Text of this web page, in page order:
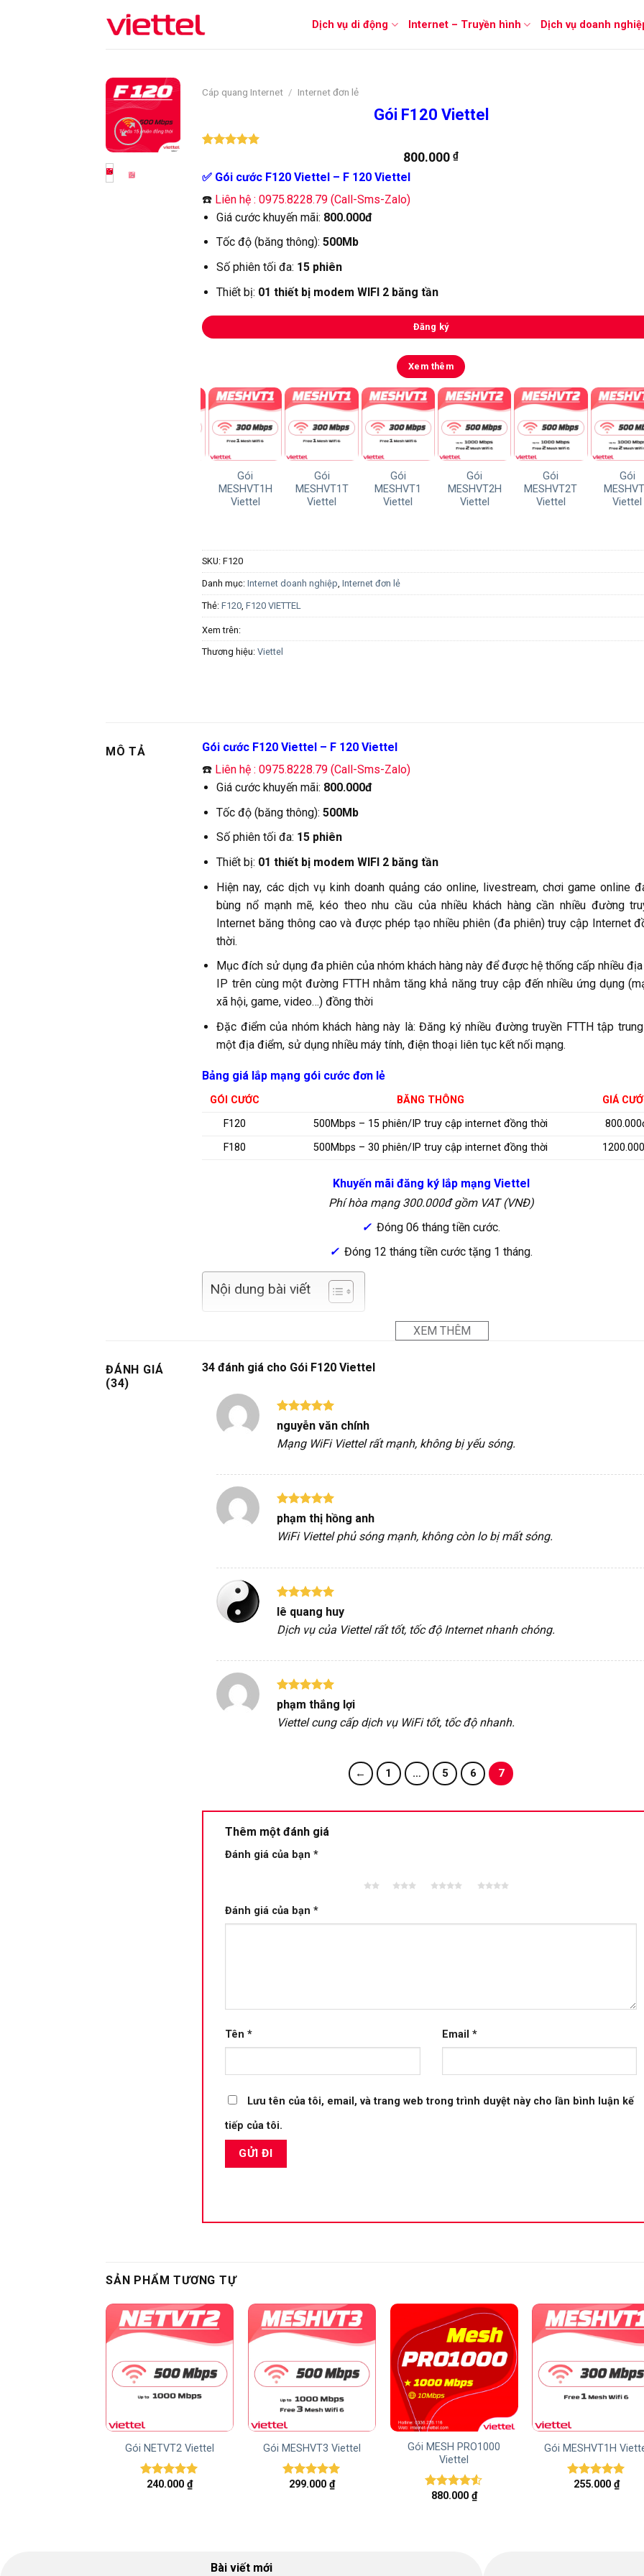
Dịch vụ di động Internet – Truyền hình Dịch vụ doanh
Cáp quang Internet / Internet đơn lẻ
Gói F120 Viettel
đánh giá
800.000₫
✅ Gói cước F120 Viettel – F 120 Viettel
☎️ Liên hệ : 0975.8228.79 (Call-Sms-Zalo)
Giá cước khuyến mãi: 800.000đ
Tốc độ (băng thông):500Mb
Số phiên tối đa: 15 phiên
Thiết bị: 01 thiết bị modem WIFI 2 băng tần
Đăng ký
Xem thêm
Gói
MESHVT1H
Viettel
Gói
MESHVT1T
Viettel
Gói
MESHVT1
Viettel
Gói
MESHVT2H
Viettel
Gói
MESHVT2T
Viettel
Gói
MESHVT2
Viettel
SKU: F120
Danh mục: Internet doanh nghiệp Internet đơn lẻ
Thẻ: F120, F120 VIETTEL
Xem trên:
Thương hiệu: Viettel
MÔ TẢ
Gói cước F120 Viettel – F 120 Viettel
☎️ Liên hệ : 0975.8228.79 (Call-Sms-Zalo)
Giá cước khuyến mãi: 800.000đ
Tốc độ (băng thông):500Mb
Số phiên tối đa: 15 phiên
Thiết bị: 01 thiết bị modem WIFI 2 băng tần
Hiện nay, các dịch vụ kinh doanh quảng cáo online, livestream, chơi game online
bùng nổ mạnh mẽ, kéo theo nhu cầu của nhiều khách hàng cần nhiều đường
Internet băng thông cao và được phép tạo nhiều phiên (đa phiên) truy cập Internet
thời.
Mục đích sử dụng đa phiên của nhóm khách hàng này để được hệ thống cấp nhiều
IP trên cùng một đường FTTH nhằm tăng khả năng truy cập đến nhiều ứng dụng
xã hội, game, video…) đồng thời
Đặc điểm của nhóm khách hàng này là: Đăng ký nhiều đường truyền FTTH tập
một địa điểm, sử dụng nhiều máy tính, điện thoại liên tục kết nối mạng.
Bảng giá lắp mạng gói cước đơn lẻ
GÓI CƯỚC BĂNG THÔNG
GIÁ
F120
500Mbps – 15 phiên/IP truy cập internet đồng thời
F180
500Mbps – 30 phiên/IP truy cập internet đồng thời
Khuyến mãi đăng ký lắp mạng Viettel
Phí hòa mạng 300.000đ gồm VAT (VNĐ)
✓ Đóng 06 tháng tiền cước.
✓ Đóng 12 tháng tiền cước tặng 1 tháng.
XEM THÊM
Nội dung bài viết
ĐÁNH GIÁ
(34)
34 đánh giá cho Gói F120 Viettel
Được xếp
hạng 5
sao
nguyễn văn chính
Mạng WiFi Viettel rất mạnh, không bị yếu sóng.
Được xếp
hạng
5
sao
phạm thị hồng anh
WiFi Viettel phủ sóng mạnh, không còn lo bị mất sóng.
Được xếp
hạng55
sao
lê quang huy
Dịch vụ của Viettel rất tốt, tốc độ Internet nhanh chóng.
Được xếp
hạng
5
sao
phạm thắng lợi
Viettel cung cấp dịch vụ WiFi tốt, tốc độ nhanh.
← 1 … 5 6 7
Thêm một đánh giá
Đánh giá của bạn *
5 sao
sao
sao
sao
Đánh giá của bạn *
Tên * Email *
Lưu tên của tôi, email, và trang web trong trình duyệt này cho lần bình luận kế
tiếp của tôi.
SẢN PHẨM TƯƠNG TỰ
Gói NETVT2 Viettel
Được xếp
240.000 ₫
Gói MESHVT3 Viettel
Được xếp
299.000 ₫
Gói MESH PRO1000
Viettel
Được xếp
880.000 ₫
Gói MESHVT1H
Được xếp
255.000 ₫
Bài viết mới